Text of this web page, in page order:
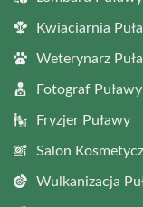
Kwiaciarnia
Weterynarz
Fotograf Puławy
Fryzjer Puławy
Salon
Wulkanizacja